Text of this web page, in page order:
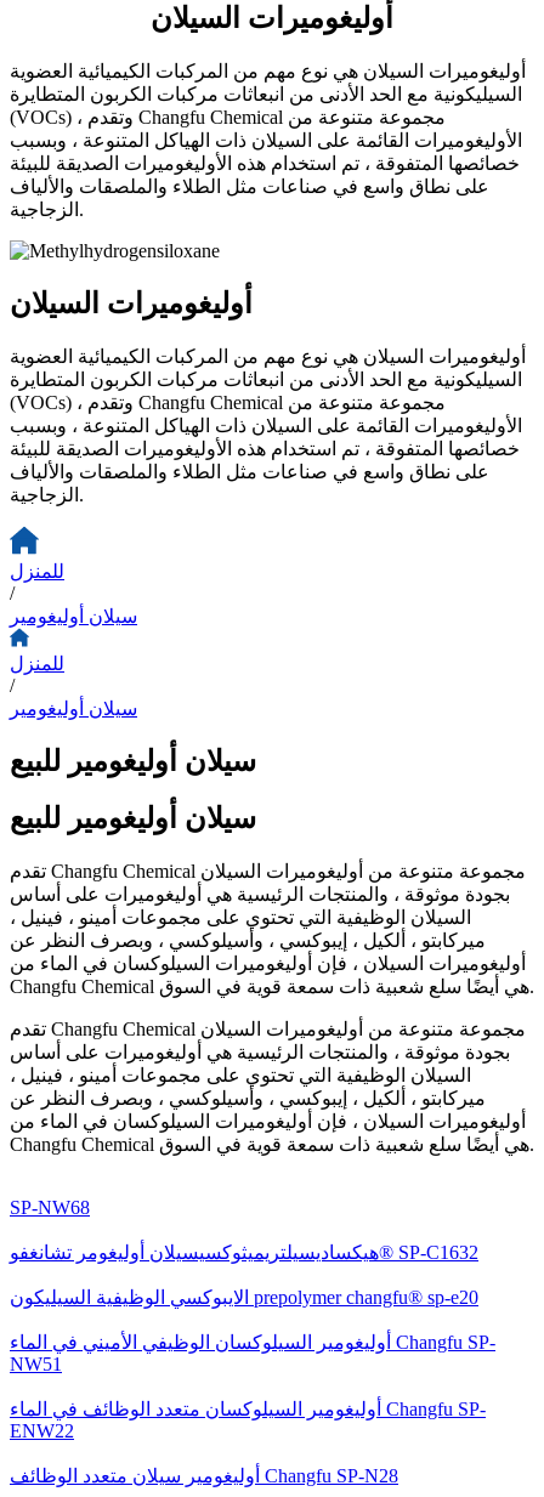
أوليغوميرات السيلان
أوليغوميرات السيلان هي نوع مهم من المركبات الكيميائية العضوية
السيليكونية مع الحد الأدنى من انبعاثات مركبات الكربون المتطايرة
(VOCs) ، وتقدم Changfu Chemical مجموعة متنوعة من
الأوليغوميرات القائمة على السيلان ذات الهياكل المتنوعة ، وبسبب
خصائصها المتفوقة ، تم استخدام هذه الأوليغوميرات الصديقة للبيئة
على نطاق واسع في صناعات مثل الطلاء والملصقات والألياف
الزجاجية.
أوليغوميرات السيلان
أوليغوميرات السيلان هي نوع مهم من المركبات الكيميائية العضوية
السيليكونية مع الحد الأدنى من انبعاثات مركبات الكربون المتطايرة
(VOCs) ، وتقدم Changfu Chemical مجموعة متنوعة من
الأوليغوميرات القائمة على السيلان ذات الهياكل المتنوعة ، وبسبب
خصائصها المتفوقة ، تم استخدام هذه الأوليغوميرات الصديقة للبيئة
على نطاق واسع في صناعات مثل الطلاء والملصقات والألياف
الزجاجية.
للمنزل
/
سيلان أوليغومير
للمنزل
/
سيلان أوليغومير
سيلان أوليغومير للبيع
سيلان أوليغومير للبيع
تقدم Changfu Chemical مجموعة متنوعة من أوليغوميرات السيلان
بجودة موثوقة ، والمنتجات الرئيسية هي أوليغوميرات على أساس
السيلان الوظيفية التي تحتوي على مجموعات أمينو ، فينيل ،
ميركابتو ، ألكيل ، إيبوكسي ، وأسيلوكسي ، وبصرف النظر عن
أوليغوميرات السيلان ، فإن أوليغوميرات السيلوكسان في الماء من
Changfu Chemical هي أيضًا سلع شعبية ذات سمعة قوية في السوق.
تقدم Changfu Chemical مجموعة متنوعة من أوليغوميرات السيلان
بجودة موثوقة ، والمنتجات الرئيسية هي أوليغوميرات على أساس
السيلان الوظيفية التي تحتوي على مجموعات أمينو ، فينيل ،
ميركابتو ، ألكيل ، إيبوكسي ، وأسيلوكسي ، وبصرف النظر عن
أوليغوميرات السيلان ، فإن أوليغوميرات السيلوكسان في الماء من
Changfu Chemical هي أيضًا سلع شعبية ذات سمعة قوية في السوق.
SP-NW68
هيكساديسيلتريميثوكسيسيلان أوليغومر تشانغفو® SP-C1632
الايبوكسي الوظيفية السيليكون prepolymer changfu® sp-e20
أوليغومير السيلوكسان الوظيفي الأميني في الماء Changfu SP-
NW51
أوليغومير السيلوكسان متعدد الوظائف في الماء Changfu SP-
ENW22
أوليغومير سيلان متعدد الوظائف Changfu SP-N28